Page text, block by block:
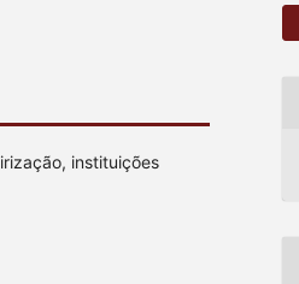
instituições